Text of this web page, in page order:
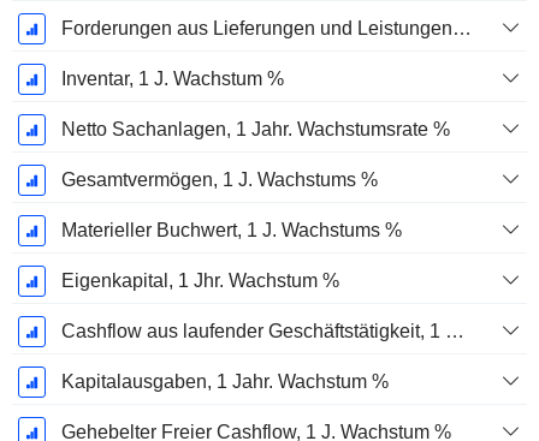
Forderungen aus Lieferungen und Leistungen, 1 Jahr Wachstum %
Inventar, 1 J. Wachstum %
Netto Sachanlagen, 1 Jahr. Wachstumsrate %
Gesamtvermögen, 1 J. Wachstums %
Materieller Buchwert, 1 J. Wachstums %
Eigenkapital, 1 Jhr. Wachstum %
Cashflow aus laufender Geschäftstätigkeit, 1 Jähriges Wachstum in %
Kapitalausgaben, 1 Jahr. Wachstum %
Gehebelter Freier Cashflow, 1 J. Wachstum %